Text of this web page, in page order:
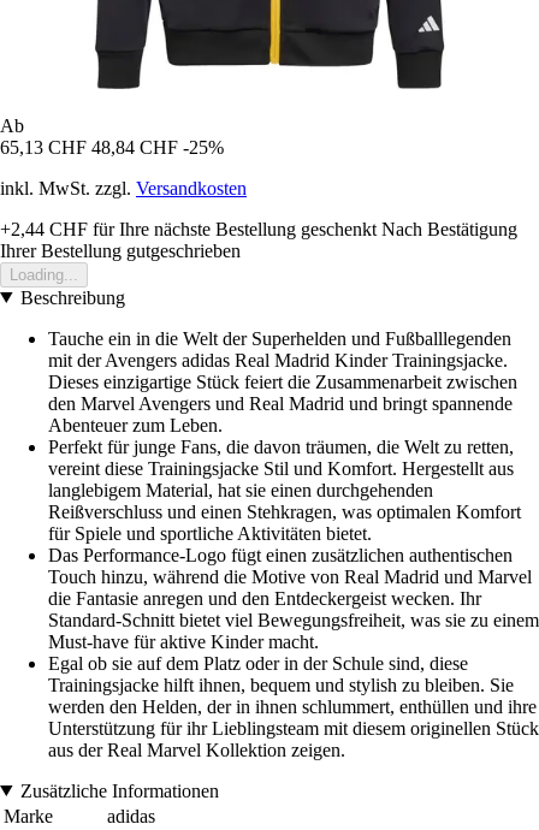
Ab
65,13 CHF 48,84 CHF -25%
inkl. MwSt. zzgl. Versandkosten
+2,44 CHF für Ihre nächste Bestellung geschenkt Nach Bestätigung
Ihrer Bestellung gutgeschrieben
Loading...
Beschreibung
Tauche ein in die Welt der Superhelden und Fußballlegenden
mit der Avengers adidas Real Madrid Kinder Trainingsjacke.
Dieses einzigartige Stück feiert die Zusammenarbeit zwischen
den Marvel Avengers und Real Madrid und bringt spannende
Abenteuer zum Leben.
Perfekt für junge Fans, die davon träumen, die Welt zu retten,
vereint diese Trainingsjacke Stil und Komfort. Hergestellt aus
langlebigem Material, hat sie einen durchgehenden
Reißverschluss und einen Stehkragen, was optimalen Komfort
für Spiele und sportliche Aktivitäten bietet.
Das Performance-Logo fügt einen zusätzlichen authentischen
Touch hinzu, während die Motive von Real Madrid und Marvel
die Fantasie anregen und den Entdeckergeist wecken. Ihr
Standard-Schnitt bietet viel Bewegungsfreiheit, was sie zu einem
Must-have für aktive Kinder macht.
Egal ob sie auf dem Platz oder in der Schule sind, diese
Trainingsjacke hilft ihnen, bequem und stylish zu bleiben. Sie
werden den Helden, der in ihnen schlummert, enthüllen und ihre
Unterstützung für ihr Lieblingsteam mit diesem originellen Stück
aus der Real Marvel Kollektion zeigen.
Zusätzliche Informationen
Marke
adidas